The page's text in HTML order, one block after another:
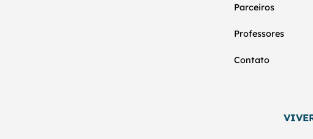
Parceiros
Professores
Contato